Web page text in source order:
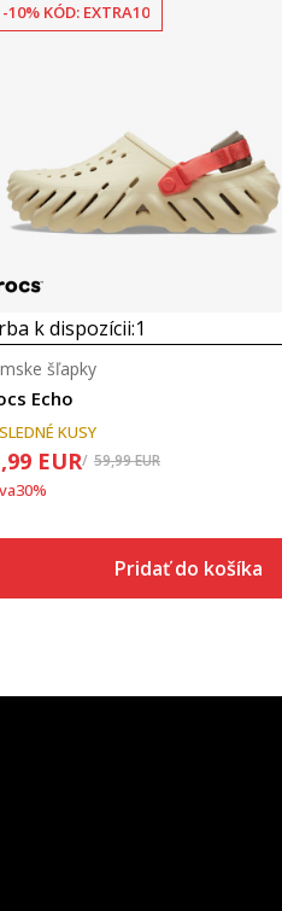
-10% KÓD: EXTRA10
k dispozícii:1
Echo
šľapky
KUSY
EUR 59,99EUR
30%
Pridať do košíka